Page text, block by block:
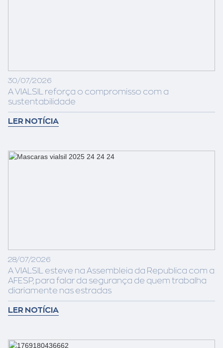
30/07/2026
A VIALSIL reforça o compromisso com a
sustentabilidade
LER NOTÍCIA
28/07/2026
A VIALSIL esteve na Assembleia da Republica com a
AFESP, para falar da segurança de quem trabalha
diariamente nas estradas
LER NOTÍCIA